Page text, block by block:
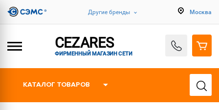
Другие бренды Москва
CEZARES
ФИРМЕННЫЙ МАГАЗИН СЕТИ
КАТАЛОГ ТОВАРОВ